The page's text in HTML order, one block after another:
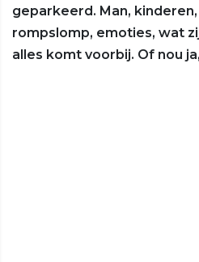
geparkeerd. Man,
rompslomp, emoties, wat
alles komt voorbij. Of nou